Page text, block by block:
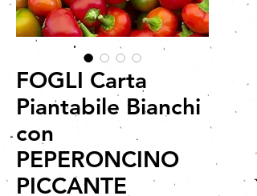
FOGLI Carta
Piantabile Bianchi
con
PEPERONCINO
PICCANTE